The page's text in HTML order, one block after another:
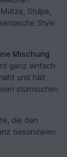
Stulpe,
Style
Mischung
ganz einfach
und hält
stürmischen
die den
besonderen